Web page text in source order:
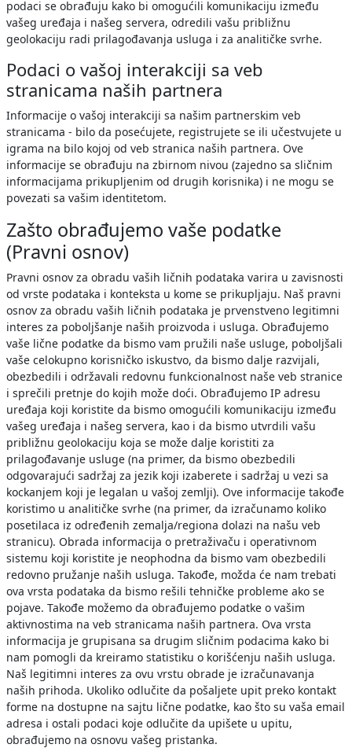
podaci se obrađuju kako bi omogućili komunikaciju između
vašeg uređaja i našeg servera, odredili vašu približnu
geolokaciju radi prilagođavanja usluga i za analitičke svrhe.
Podaci o vašoj interakciji sa veb
stranicama naših partnera
Informacije o vašoj interakciji sa našim partnerskim veb
stranicama - bilo da posećujete, registrujete se ili učestvujete u
igrama na bilo kojoj od veb stranica naših partnera. Ove
informacije se obrađuju na zbirnom nivou (zajedno sa sličnim
informacijama prikupljenim od drugih korisnika) i ne mogu se
povezati sa vašim identitetom.
Zašto obrađujemo vaše podatke
(Pravni osnov)
Pravni osnov za obradu vaših ličnih podataka varira u zavisnosti
od vrste podataka i konteksta u kome se prikupljaju. Naš pravni
osnov za obradu vaših ličnih podataka je prvenstveno legitimni
interes za poboljšanje naših proizvoda i usluga. Obrađujemo
vaše lične podatke da bismo vam pružili naše usluge, poboljšali
vaše celokupno korisničko iskustvo, da bismo dalje razvijali,
obezbedili i održavali redovnu funkcionalnost naše veb stranice
i sprečili pretnje do kojih može doći. Obrađujemo IP adresu
uređaja koji koristite da bismo omogućili komunikaciju između
vašeg uređaja i našeg servera, kao i da bismo utvrdili vašu
približnu geolokaciju koja se može dalje koristiti za
prilagođavanje usluge (na primer, da bismo obezbedili
odgovarajući sadržaj za jezik koji izaberete i sadržaj u vezi sa
kockanjem koji je legalan u vašoj zemlji). Ove informacije takođe
koristimo u analitičke svrhe (na primer, da izračunamo koliko
posetilaca iz određenih zemalja/regiona dolazi na našu veb
stranicu). Obrada informacija o pretraživaču i operativnom
sistemu koji koristite je neophodna da bismo vam obezbedili
redovno pružanje naših usluga. Takođe, možda će nam trebati
ova vrsta podataka da bismo rešili tehničke probleme ako se
pojave. Takođe možemo da obrađujemo podatke o vašim
aktivnostima na veb stranicama naših partnera. Ova vrsta
informacija je grupisana sa drugim sličnim podacima kako bi
nam pomogli da kreiramo statistiku o korišćenju naših usluga.
Naš legitimni interes za ovu vrstu obrade je izračunavanja
naših prihoda. Ukoliko odlučite da pošaljete upit preko kontakt
forme na dostupne na sajtu lične podatke, kao što su vaša email
adresa i ostali podaci koje odlučite da upišete u upitu,
obrađujemo na osnovu vašeg pristanka.